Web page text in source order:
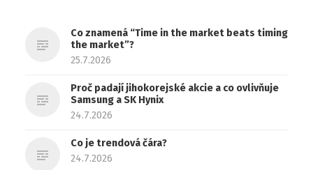
Co znamená “Time in the market beats timing
the market”?
25.7.2026
Proč padají jihokorejské akcie a co ovlivňuje
Samsung a SK Hynix
24.7.2026
Co je trendová čára?
24.7.2026